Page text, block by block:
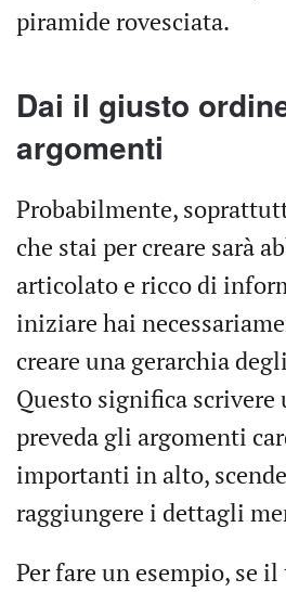
piramide rovesciata.
Dai il giusto
argomenti
Probabilmente,
che stai per creare sarà
articolato e ricco di
iniziare hai
creare una gerarchia
Questo significa scrivere
preveda gli argomenti
importanti in alto,
raggiungere i dettagli
Per fare un esempio, se